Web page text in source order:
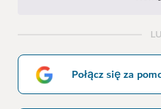
Połącz się za